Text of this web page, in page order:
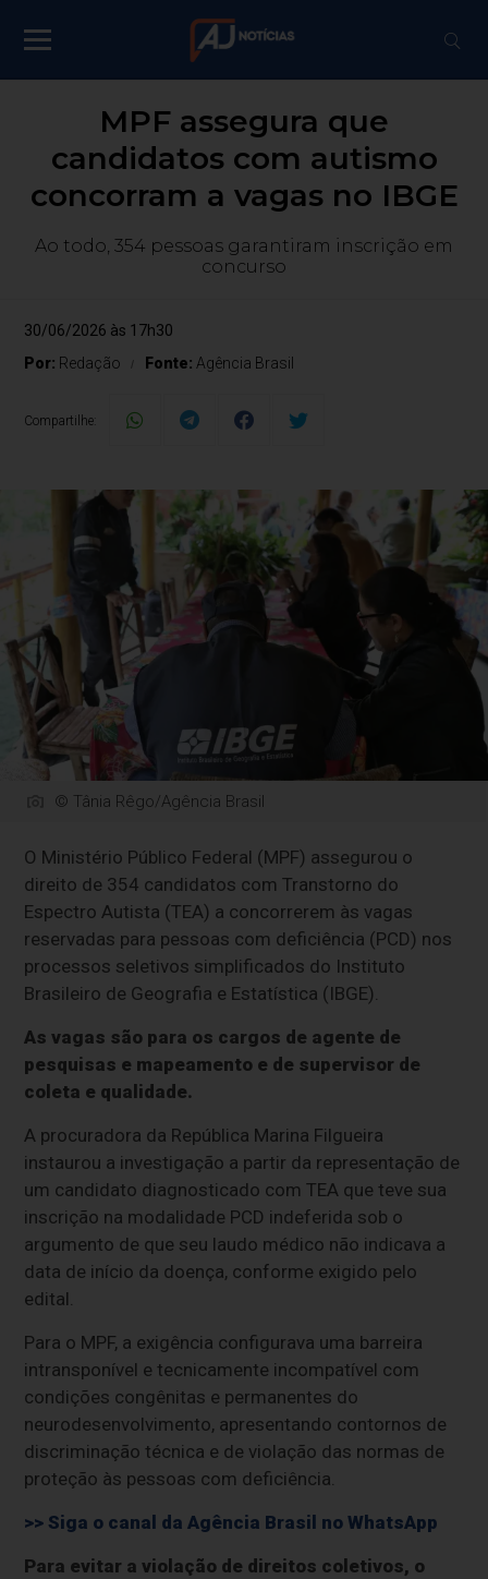
MPF assegura que
candidatos com autismo
concorram a vagas no IBGE
Ao todo, 354 pessoas garantiram inscrição em
concurso
30/06/2026 às 17h30
Por: Redação Fonte: Agência Brasil
Compartilhe:
© Tânia Rêgo/Agência Brasil
O Ministério Público Federal (MPF) assegurou o
direito de 354 candidatos com Transtorno do
Espectro Autista (TEA) a concorrerem às vagas
reservadas para pessoas com deficiência (PCD) nos
processos seletivos simplificados do Instituto
Brasileiro de Geografia e Estatística (IBGE).
As vagas são para os cargos de agente de
pesquisas e mapeamento e de supervisor de
coleta e qualidade.
A procuradora da República Marina Filgueira
instaurou a investigação a partir da representação de
um candidato diagnosticado com TEA que teve sua
inscrição na modalidade PCD indeferida sob o
argumento de que seu laudo médico não indicava a
data de início da doença, conforme exigido pelo
edital.
Para o MPF, a exigência configurava uma barreira
intransponível e tecnicamente incompatível com
condições congênitas e permanentes do
neurodesenvolvimento, apresentando contornos de
discriminação técnica e de violação das normas de
proteção às pessoas com deficiência.
>> Siga o canal da Agência Brasil no WhatsApp
Para evitar a violação de direitos coletivos, o